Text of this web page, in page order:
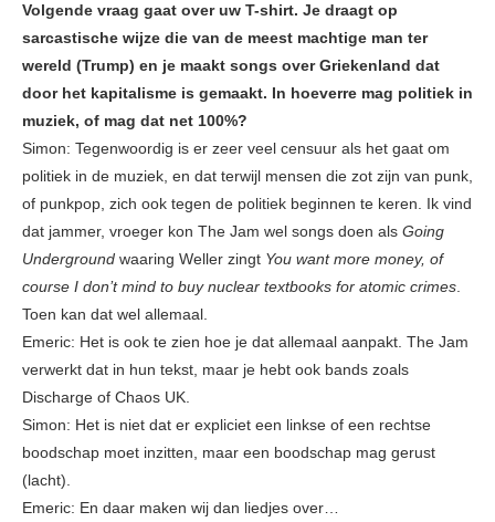
Volgende vraag gaat over uw T-shirt. Je draagt op
sarcastische wijze die van de meest machtige man ter
wereld (Trump) en je maakt songs over Griekenland dat
door het kapitalisme is gemaakt. In hoeverre mag politiek in
muziek, of mag dat net 100%?
Simon: Tegenwoordig is er zeer veel censuur als het gaat om
politiek in de muziek, en dat terwijl mensen die zot zijn van punk,
of punkpop, zich ook tegen de politiek beginnen te keren. Ik vind
dat jammer, vroeger kon The Jam wel songs doen als Going
Underground waaring Weller zingt You want more money, of
course I don’t mind to buy nuclear textbooks for atomic crimes.
Toen kan dat wel allemaal.
Emeric: Het is ook te zien hoe je dat allemaal aanpakt. The Jam
verwerkt dat in hun tekst, maar je hebt ook bands zoals
Discharge of Chaos UK.
Simon: Het is niet dat er expliciet een linkse of een rechtse
boodschap moet inzitten, maar een boodschap mag gerust
(lacht).
Emeric: En daar maken wij dan liedjes over…